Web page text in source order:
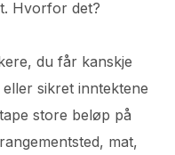
Hvorfor det?
du får kanskje
sikret inntektene
store beløp på
mat,